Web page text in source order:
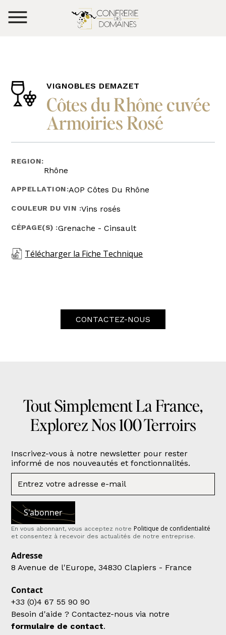
VIGNOBLES DEMAZET
Côtes du Rhône cuvée
Armoiries Rosé
REGION:
Rhône
APPELLATION:AOP Côtes Du Rhône
COULEUR DU VIN :Vins rosés
CÉPAGE(S) :Grenache - Cinsault
Télécharger la Fiche Technique
CONTACTEZ-NOUS
Tout Simplement La France,
Explorez Nos 100 Terroirs
Inscrivez-vous à notre newsletter pour rester
informé de nos nouveautés et fonctionnalités.
En vous abonnant, vous acceptez notre Politique de confidentialité
et consentez à recevoir des actualités de notre entreprise.
Adresse
8 Avenue de l'Europe, 34830 Clapiers - France
Contact
+33 (0)4 67 55 90 90
Besoin d'aide ? Contactez-nous via notre
formulaire de contact.